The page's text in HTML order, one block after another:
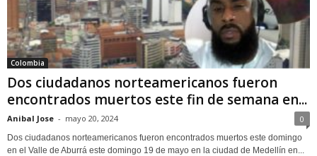
Colombia
Dos ciudadanos norteamericanos fueron
encontrados muertos este fin de semana en...
Anibal Jose - mayo 20, 2024 0
Dos ciudadanos norteamericanos fueron encontrados muertos este domingo
en el Valle de Aburrá este domingo 19 de mayo en la ciudad de Medellín en...